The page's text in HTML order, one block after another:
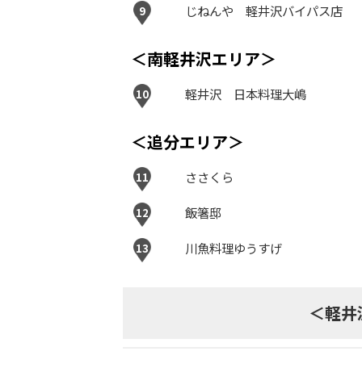
9 じねんや 軽井沢バイパス店
＜南軽井沢エリア＞
10 軽井沢 日本料理大嶋
＜追分エリア＞
11 ささくら
12 飯箸邸
13 川魚料理ゆうすげ
＜軽